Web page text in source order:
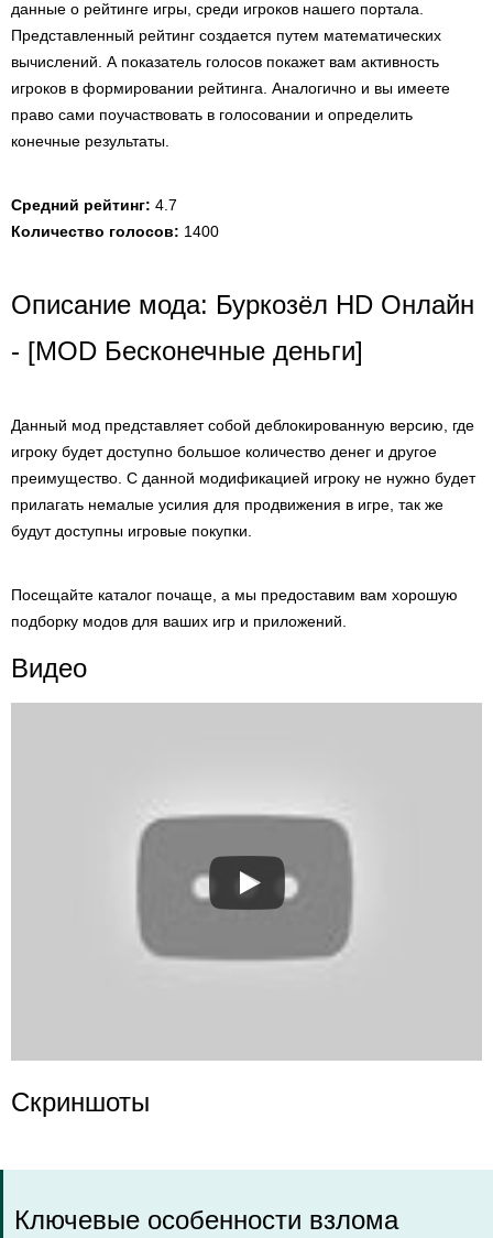
данные о рейтинге игры, среди игроков нашего портала.
Представленный рейтинг создается путем математических
вычислений. А показатель голосов покажет вам активность
игроков в формировании рейтинга. Аналогично и вы имеете
право сами поучаствовать в голосовании и определить
конечные результаты.
Средний рейтинг: 4.7
Количество голосов: 1400
Описание мода: Буркозёл HD Онлайн
- [MOD Бесконечные деньги]
Данный мод представляет собой деблокированную версию, где
игроку будет доступно большое количество денег и другое
преимущество. С данной модификацией игроку не нужно будет
прилагать немалые усилия для продвижения в игре, так же
будут доступны игровые покупки.
Посещайте каталог почаще, а мы предоставим вам хорошую
подборку модов для ваших игр и приложений.
Видео
Скриншоты
Ключевые особенности взлома